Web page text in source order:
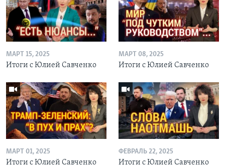
МАРТ 15, 2025
Итоги с Юлией Савченко
МАРТ 08, 2025
Итоги с Юлией Савченко
МАРТ 01, 2025
Итоги с Юлией Савченко
ФЕВРАЛЬ 22, 2025
Итоги с Юлией Савченко